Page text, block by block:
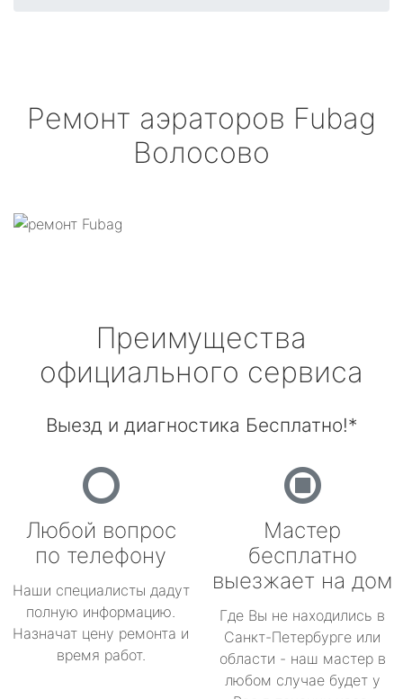
Ремонт аэраторов Fubag
Волосово
Преимущества
официального сервиса
Выезд и диагностика Бесплатно!*
Любой вопрос
по телефону
Наши специалисты дадут
полную информацию.
Назначат цену ремонта и
время работ.
Мастер
бесплатно
выезжает на дом
Где Вы не находились в
Санкт-Петербурге или
области - наш мастер в
любом случае будет у